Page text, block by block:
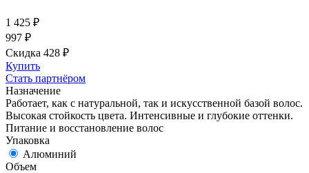
1 425 ₽
997 ₽
Скидка 428 ₽
Купить
Стать партнёром
Назначение
Работает, как с натуральной, так и искусственной базой волос.
Высокая стойкость цвета. Интенсивные и глубокие оттенки.
Питание и восстановление волос
Упаковка
Алюминий
Объем